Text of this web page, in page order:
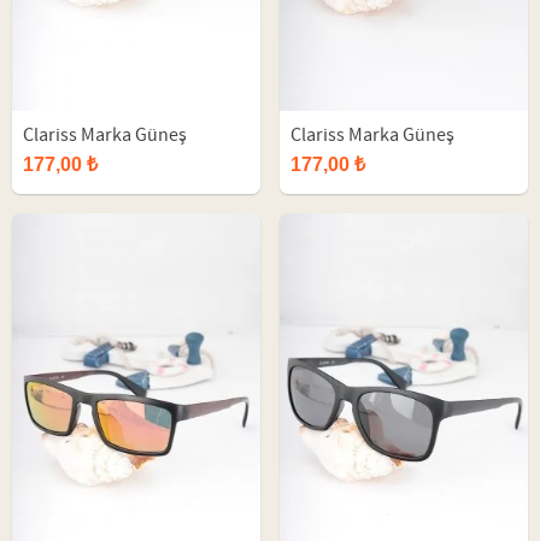
Clariss Marka Güneş
Gözlüğü
177,00 ₺
Clariss Marka Güneş
Gözlüğü
177,00 ₺